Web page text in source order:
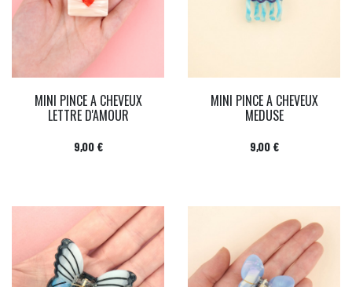
MINI PINCE A CHEVEUX
LETTRE D'AMOUR
Prix
9,00 €
MINI PINCE A CHEVEUX
MEDUSE
Prix
9,00 €